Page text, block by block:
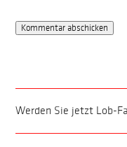
Werden Sie jetzt Lob-